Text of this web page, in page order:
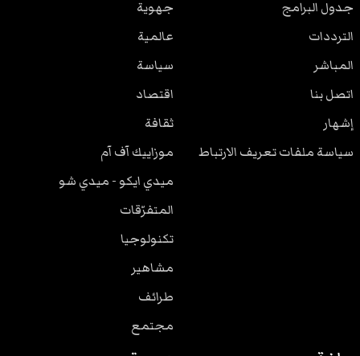
جدول البرامج
الترددات
المباشر
اتصل بنا
إشهار
سياسة ملفات تعريف الارتباط
جهوية
عالمية
سياسة
اقتصاد
ثقافة
موزاييك آف آم
ميدي ايكو - ميدي شو
المتفرّقات
تكنولوجيا
مشاهير
طرائف
مجتمع